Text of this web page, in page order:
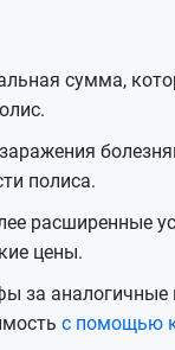
сумма,
полиса.
расширенные
цены.
за аналогичные
с помощью